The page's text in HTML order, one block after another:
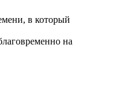
в который
на